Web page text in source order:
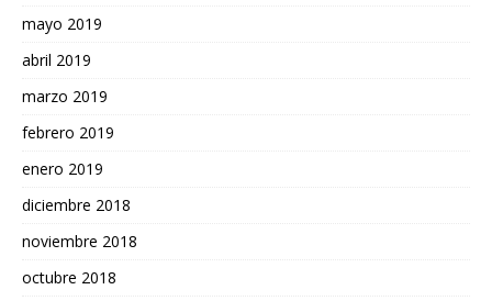
mayo 2019
abril 2019
marzo 2019
febrero 2019
enero 2019
diciembre 2018
noviembre 2018
octubre 2018